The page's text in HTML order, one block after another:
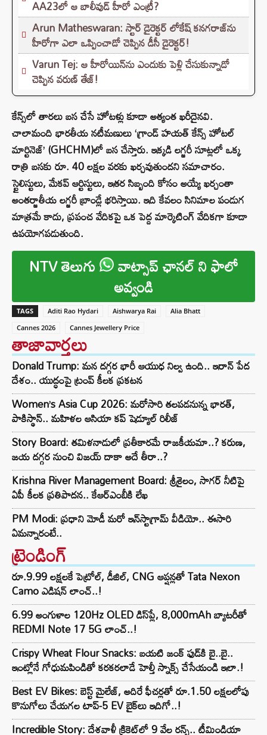
AA23లో ఆ బాలీవుడ్ హీరో ఎంట్రీ?
Arun Matheswaran: స్టార్ డైరెక్టర్ లోకేష్ కనగరాజ్‌ను
హీరోగా ఎలా ఒప్పించాడో చెప్పిన డీసీ డైరెక్టర్!
Varun Tej: ఆ హీరోయిన్‌ను ఎందుకు పెళ్లి చేసుకున్నాడో
చెప్పిన వరుణ్ తేజ్!
కేన్స్‌లో తారలు బస చేసే హోటళ్లు కూడా అత్యంత ఖరీదైనవి.
చాలామంది భారతీయ నటీమణులు ‘గ్రాండ్ హయత్ కేన్స్ హోటల్
మార్టినెజ్’ (GHCHM)లో బస చేస్తారు. ఇక్కడి లగ్జరీ సూట్లలో ఒక్క
రాత్రి బసకు రూ. 40 లక్షల వరకు ఖర్చవుతుందని సమాచారం.
స్టైలిస్టులు, మేకప్ ఆర్టిస్టులు, ఇతర సిబ్బంది కోసం అయ్యే ఖర్చంతా
అంతర్జాతీయ లగ్జరీ బ్రాండ్లే భరిస్తాయి. ఇది కేవలం సినిమాల పండుగ
మాత్రమే కాదు, ప్రపంచ వేదికపై ఒక పెద్ద మార్కెటింగ్ వేదికగా కూడా
ఉపయోగపడుతుంది.
NTV తెలుగు వాట్సాప్ ఛానల్ ని ఫాలో
అవ్వండి
TAGS Aditi Rao Hydari Aishwarya Rai
Alia Bhatt
Cannes 2026
Cannes Jewellery Price
తాజావార్తలు
Donald Trump: మన దగ్గర భారీ ఆయుధ నిల్వ ఉంది.. ఇరాన్ పేద
దేశం.. యుద్ధంపై ట్రంప్ కీలక ప్రకటన
Women’s Asia Cup 2026: మరోసారి తలపడనున్న భారత్,
పాకిస్థాన్.. మహిళల ఆసియా కప్ షెడ్యూల్ రిలీజ్
Story Board: తమిళనాడులో ప్రతీకారమే రాజకీయమా..? కరుణ,
జయ దగ్గర నుంచి విజయ్ దాకా అదే తీరా..?
Krishna River Management Board: శ్రీశైలం, సాగర్ నీటిపై
ఏపీ కీలక ప్రతిపాదన.. కేఆర్ఎంబీకి లేఖ
PM Modi: ప్రధాని మోడీ మరో ఇన్‌స్టాగ్రామ్ వీడియో.. ఈసారి
ఏమన్నారంటే..
ట్రెండింగ్‌
రూ.9.99 లక్షలకే పెట్రోల్, డీజిల్, CNG ఆప్షన్లతో Tata Nexon
Camo ఎడిషన్ లాంచ్..!
6.99 అంగుళాల 120Hz OLED డిస్‌ప్లే, 8,000mAh బ్యాటరీతో
REDMI Note 17 5G లాంచ్..!
Crispy Wheat Flour Snacks: బయటి జంక్ ఫుడ్‌కి బై..బై..
ఇంట్లోనే గోధుమపిండితో కరకరలాడే హెల్తీ స్నాక్స్ చేసేయండి ఇలా.!
Best EV Bikes: బెస్ట్ మైలేజ్, అదిరే ఫీచర్లతో రూ.1.50 లక్షలలోపు
కొనుగోలు చేయగల టాప్-5 EV బైక్‌లు ఇదిగో..!
Incredible Story: దేశవాళీ క్రికెట్‌లో 9 వేల రన్స్.. టీమిండియా